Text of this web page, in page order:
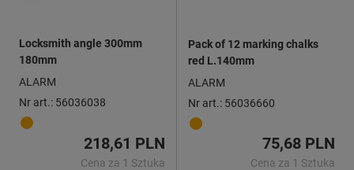
Locksmith angle 300mm
180mm
ALARM
Nr art.: 56036038
218,61 PLN
Cena za 1 Sztuka
Pack of 12 marking chalks
red L.140mm
ALARM
Nr art.: 56036660
75,68 PLN
Cena za 1 Sztuka